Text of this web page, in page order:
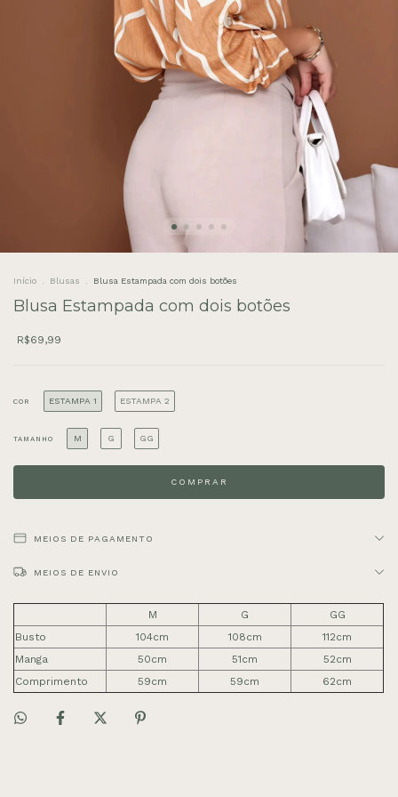
Início Blusas Blusa Estampada com dois botões
Blusa Estampada com dois botões
R$69,99
COR ESTAMPA 1 ESTAMPA 2
TAMANHO M G GG
MEIOS DE PAGAMENTO
MEIOS DE ENVIO
M G
GG
Busto
104cm 108cm
112cm
Manga
50cm 51cm
52cm
Comprimento
59cm 59cm 62cm